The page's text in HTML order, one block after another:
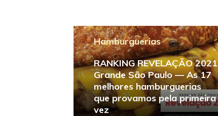
Hamburguerias
RANKING REVELAÇÃO 2021
Grande São Paulo — As 17
melhores hamburguerias
que provamos pela primeira
vez